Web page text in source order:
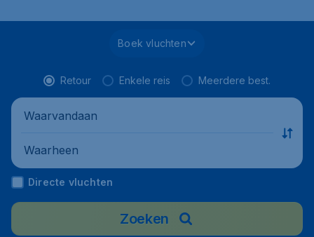
Boek vluchten
Retour Enkele reis Meerdere best.
Waarvandaan
Waarheen
Directe vluchten
Zoeken